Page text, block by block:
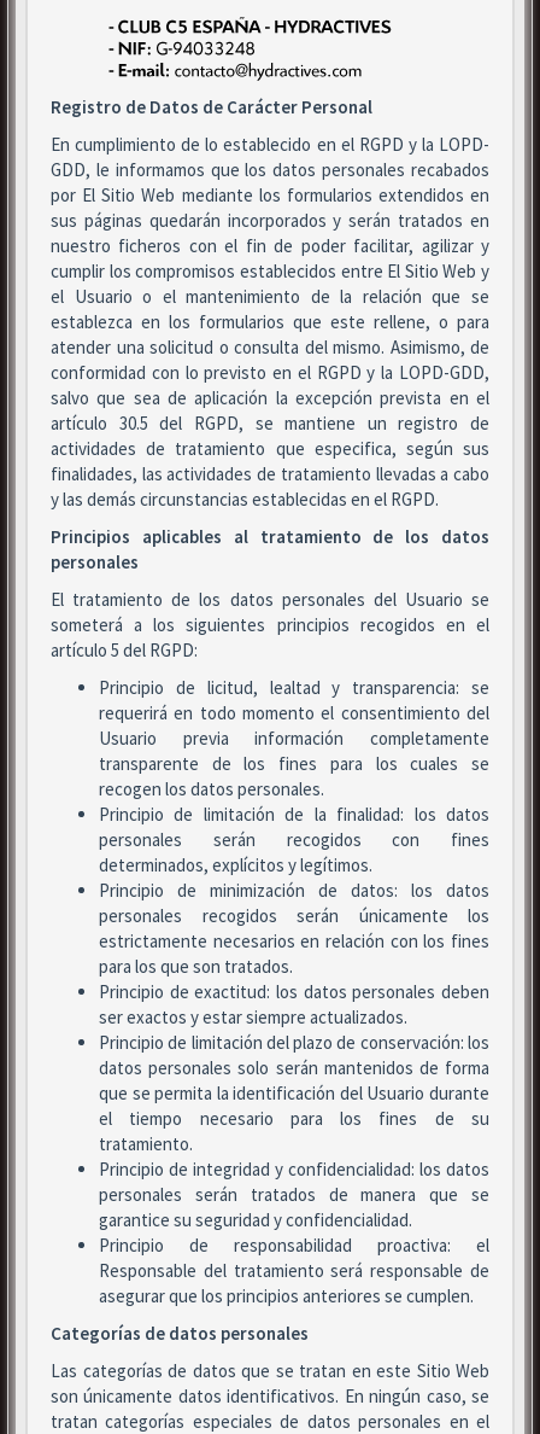
Registro de Datos de Carácter Personal
En cumplimiento de lo establecido en el RGPD y la LOPD-
GDD, le informamos que los datos personales recabados
por El Sitio Web mediante los formularios extendidos en
sus páginas quedarán incorporados y serán tratados en
nuestro ficheros con el fin de poder facilitar, agilizar y
cumplir los compromisos establecidos entre El Sitio Web y
el Usuario o el mantenimiento de la relación que se
establezca en los formularios que este rellene, o para
atender una solicitud o consulta del mismo. Asimismo, de
conformidad con lo previsto en el RGPD y la LOPD-GDD,
salvo que sea de aplicación la excepción prevista en el
artículo 30.5 del RGPD, se mantiene un registro de
actividades de tratamiento que especifica, según sus
finalidades, las actividades de tratamiento llevadas a cabo
y las demás circunstancias establecidas en el RGPD.
Principios aplicables al tratamiento de los datos
personales
El tratamiento de los datos personales del Usuario se
someterá a los siguientes principios recogidos en el
artículo 5 del RGPD:
Principio de licitud, lealtad y transparencia: se
requerirá en todo momento el consentimiento del
Usuario previa información completamente
transparente de los fines para los cuales se
recogen los datos personales.
Principio de limitación de la finalidad: los datos
personales serán recogidos con fines
determinados, explícitos y legítimos.
Principio de minimización de datos: los datos
personales recogidos serán únicamente los
estrictamente necesarios en relación con los fines
para los que son tratados.
Principio de exactitud: los datos personales deben
ser exactos y estar siempre actualizados.
Principio de limitación del plazo de conservación: los
datos personales solo serán mantenidos de forma
que se permita la identificación del Usuario durante
el tiempo necesario para los fines de su
tratamiento.
Principio de integridad y confidencialidad: los datos
personales serán tratados de manera que se
garantice su seguridad y confidencialidad.
Principio de responsabilidad proactiva: el
Responsable del tratamiento será responsable de
asegurar que los principios anteriores se cumplen.
Categorías de datos personales
Las categorías de datos que se tratan en este Sitio Web
son únicamente datos identificativos. En ningún caso, se
tratan categorías especiales de datos personales en el